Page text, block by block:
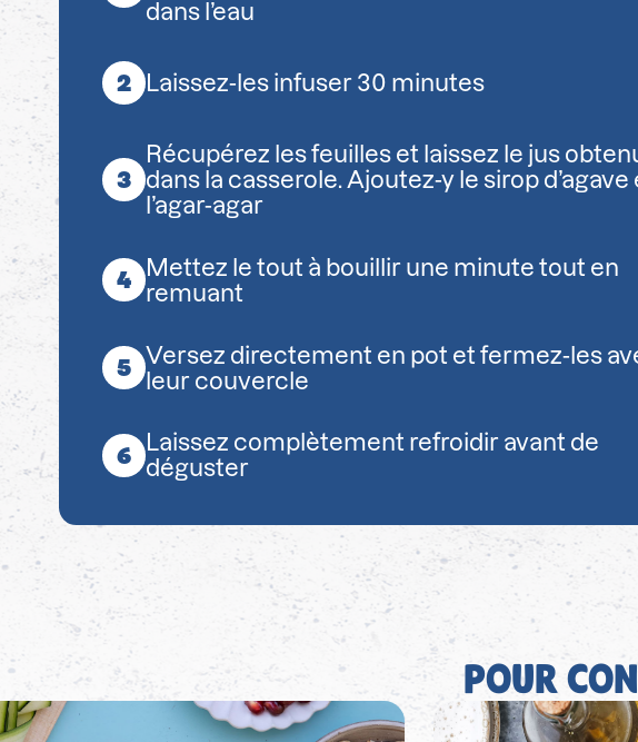
dans l’eau
Laissez-les infuser 30 minutes
Récupérez les feuilles et laissez le jus
dans la casserole. Ajoutez-y le sirop d’agave
l’agar-agar
Mettez le tout à bouillir une minute tout en
remuant
Versez directement en pot et fermez-les
leur couvercle
Laissez complètement refroidir avant de
déguster
POUR